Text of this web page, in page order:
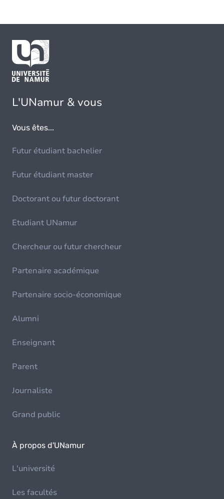
L'UNamur & vous
Vous êtes...
Futur étudiant bachelier
Futur étudiant master
Doctorant ou futur doctorant
Etudiant UNamur
Chercheur ou futur chercheur
Partenaire académique
Partenaire socio-économique
Alumni
Enseignant
Parent
Journaliste
Grand public
À propos d'UNamur
L'université
Les facultés